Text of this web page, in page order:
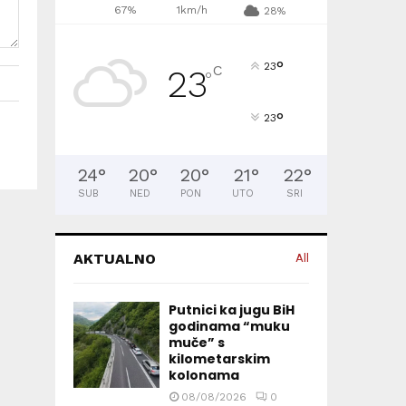
67% 1km/h 28%
23°C 23°
23°
24°
SUB
20°
NED
20°
PON
21°
UTO
22°
SRI
AKTUALNO All
Putnici ka jugu BiH
godinama “muku
muče” s
kilometarskim
kolonama
08/08/2026 0